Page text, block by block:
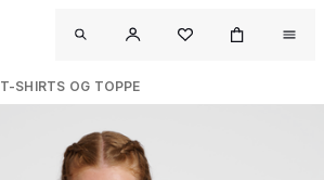
T-SHIRTS OG TOPPE